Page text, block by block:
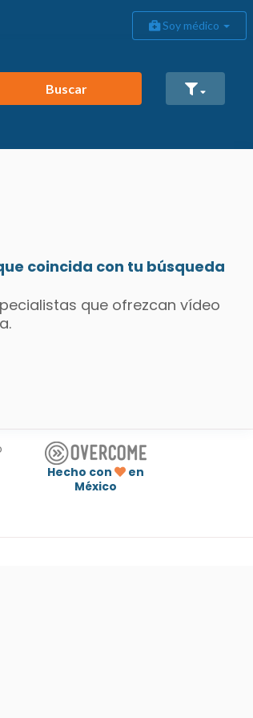
Soy médico
Buscar
coincida con tu búsqueda
que ofrezcan vídeo
Hecho con
en
México